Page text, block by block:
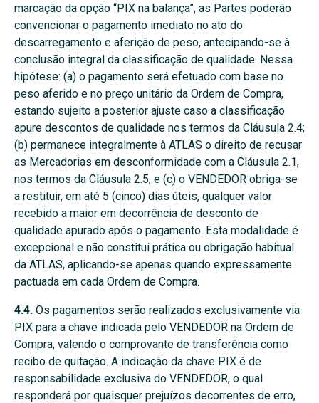
marcação da opção “PIX na balança”, as Partes poderão
convencionar o pagamento imediato no ato do
descarregamento e aferição de peso, antecipando-se à
conclusão integral da classificação de qualidade. Nessa
hipótese: (a) o pagamento será efetuado com base no
peso aferido e no preço unitário da Ordem de Compra,
estando sujeito a posterior ajuste caso a classificação
apure descontos de qualidade nos termos da Cláusula 2.4;
(b) permanece integralmente à ATLAS o direito de recusar
as Mercadorias em desconformidade com a Cláusula 2.1,
nos termos da Cláusula 2.5; e (c) o VENDEDOR obriga-se
a restituir, em até 5 (cinco) dias úteis, qualquer valor
recebido a maior em decorrência de desconto de
qualidade apurado após o pagamento. Esta modalidade é
excepcional e não constitui prática ou obrigação habitual
da ATLAS, aplicando-se apenas quando expressamente
pactuada em cada Ordem de Compra.
4.4. Os pagamentos serão realizados exclusivamente via
PIX para a chave indicada pelo VENDEDOR na Ordem de
Compra, valendo o comprovante de transferência como
recibo de quitação. A indicação da chave PIX é de
responsabilidade exclusiva do VENDEDOR, o qual
responderá por quaisquer prejuízos decorrentes de erro,